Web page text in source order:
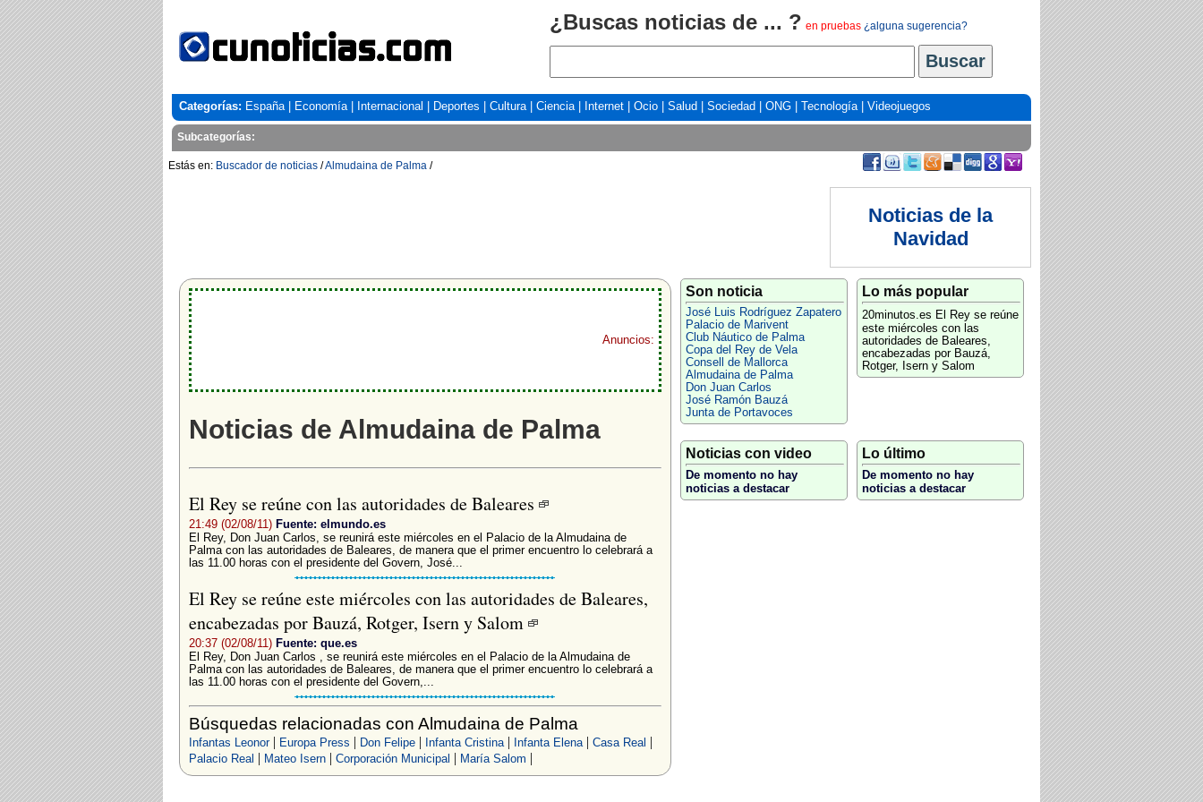
¿Buscas noticias de ... ? en pruebas ¿alguna sugerencia?
Categorías: España| Economía| Internacional Deportes Cultura| Ciencia| Internet Ocio Salud Sociedad ONG Tecnología| Videojuegos
Subcategorías:
Estás en: Buscador de noticias /Almudaina de Palma /
Noticias de la
Navidad
Anuncios:
Noticias de Almudaina de Palma
El Rey se reúne con las autoridades de Baleares
21:49 (02/08/11) Fuente: elmundo.es
El Rey, Don Juan Carlos, se reunirá este miércoles en el Palacio de la Almudaina de
Palma con las autoridades de Baleares, de manera que el primer encuentro lo celebrará a
las 11.00 horas con el presidente del Govern, José...
El Rey se reúne este miércoles con las autoridades de Baleares,
encabezadas por Bauzá, Rotger, Isern y Salom
20:37 (02/08/11) Fuente: que.es
El Rey, Don Juan Carlos , se reunirá este miércoles en el Palacio de la Almudaina de
Palma con las autoridades de Baleares, de manera que el primer encuentro lo celebrará a
las 11.00 horas con el presidente del Govern,...
Búsquedas relacionadas con Almudaina de Palma
Infantas Leonor| Europa Press | Don Felipe| Infanta Cristina| Infanta Elena| Casa Real |
Palacio Real | Mateo Isern| Corporación Municipal | María Salom |
Son noticia
José Luis Rodríguez Zapatero
Palacio de Marivent
Club Náutico de Palma
Copa del Rey de Vela
Consell de Mallorca
Almudaina de Palma
Don Juan Carlos
José Ramón Bauzá
Junta de Portavoces
Lo más popular
20minutos.es El Rey se reúne
este miércoles con las
autoridades de Baleares,
encabezadas por Bauzá,
Rotger, Isern y Salom
Noticias con video
De momento no hay
noticias a destacar
Lo último
De momento no hay
noticias a destacar